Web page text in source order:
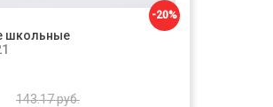
-20%
школьные
143.17 руб.